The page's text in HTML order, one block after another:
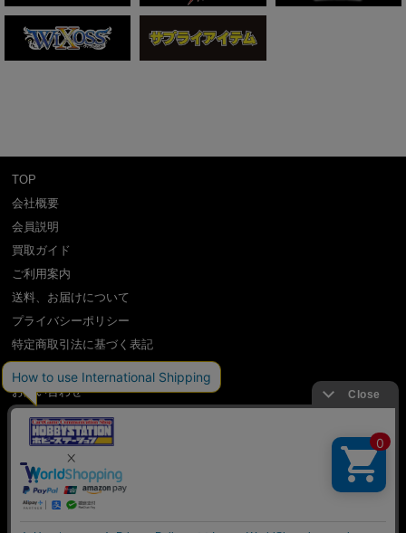
TOP
会社概要
会員説明
買取ガイド
ご利用案内
送料、お届けについて
プライバシーポリシー
特定商取引法に基づく表記
お問い合わせ
利用規約
International Shipping Guidance